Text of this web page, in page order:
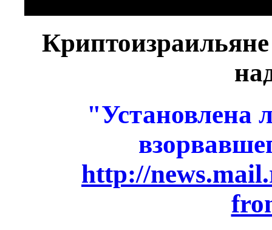
"Установлена
http://